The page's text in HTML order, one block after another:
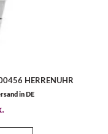
HERRENUHR
in DE